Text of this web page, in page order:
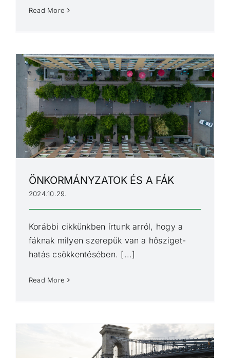
Read More
ÖNKORMÁNYZATOK ÉS A FÁK
2024.10.29.
Korábbi cikkünkben írtunk arról, hogy a
fáknak milyen szerepük van a hősziget-
hatás csökkentésében. [...]
Read More